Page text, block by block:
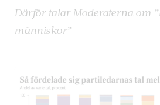
Därför talar Moderaterna om
människor”